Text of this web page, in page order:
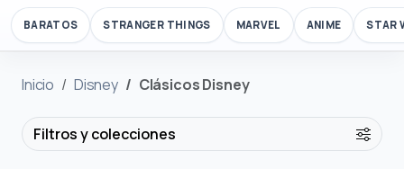
BARATOS STRANGER THINGS MARVEL ANIME STAR
Inicio Disney Clásicos Disney
Filtros y colecciones